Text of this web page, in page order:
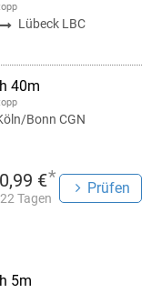
Lübeck LBC
40m
Bonn CGN
€*
Tagen
Prüfen
5m